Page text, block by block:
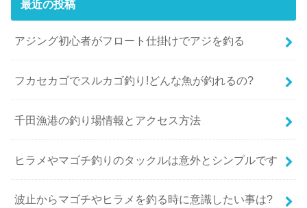
最近の投稿
アジング初心者がフロート仕掛けでアジを釣る
フカセカゴでスルカゴ釣り!どんな魚が釣れるの?
千田漁港の釣り場情報とアクセス方法
ヒラメやマゴチ釣りのタックルは意外とシンプルです
波止からマゴチやヒラメを釣る時に意識したい事は?